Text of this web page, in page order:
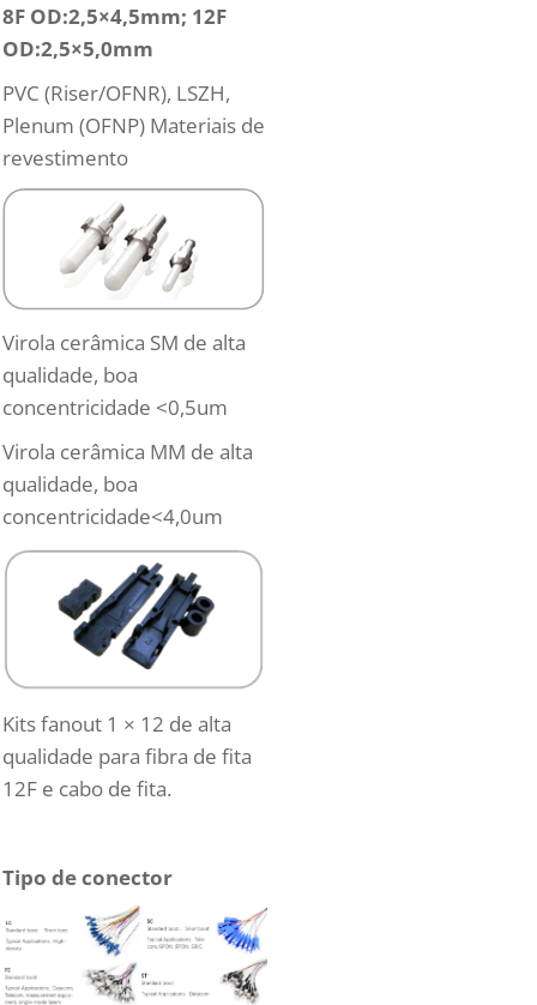
8F OD:2,5×4,5mm; 12F
OD:2,5×5,0mm
PVC (Riser/OFNR), LSZH,
Plenum (OFNP) Materiais de
revestimento
Virola cerâmica SM de alta
qualidade, boa
concentricidade <0,5um
Virola cerâmica MM de alta
qualidade, boa
concentricidade<4,0um
Kits fanout 1 × 12 de alta
qualidade para fibra de fita
12F e cabo de fita.
Tipo de conector